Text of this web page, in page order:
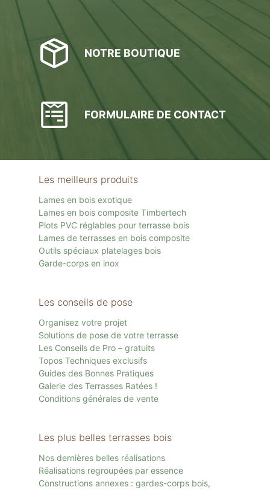
NOTRE BOUTIQUE
FORMULAIRE DE CONTACT
Les meilleurs produits
Lames en bois exotique
Lames en bois composite Timbertech
Plots PVC réglables pour terrasse bois
Lames de terrasses en bois composite
Outils spéciaux platelages bois
Garde-corps en inox
Les conseils de pose
Organisez votre projet
Solutions de pose de votre terrasse
Les Conseils de Pro – gratuits
Topos Techniques exclusifs
Guides des Bonnes Pratiques
Galerie des Terrasses Ratées !
Conditions générales de vente
Les plus belles terrasses bois
Nos dernières belles réalisations
Réalisations regroupées par essence
Constructions annexes : gardes-corps bois,